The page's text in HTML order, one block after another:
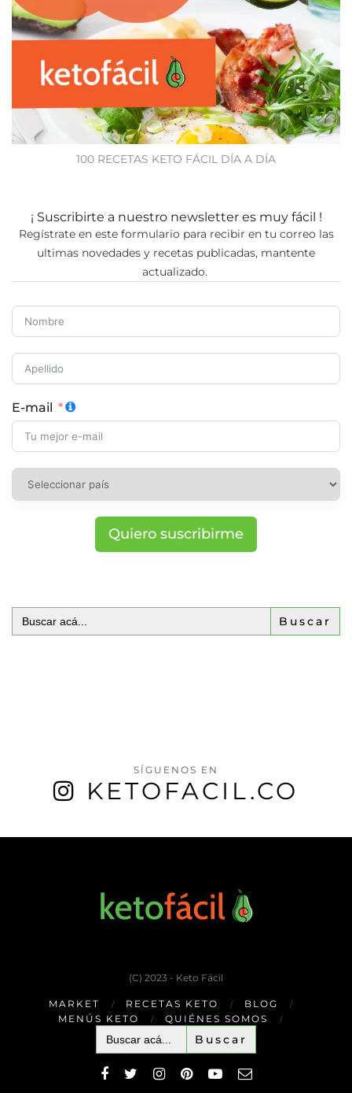
100 RECETAS KETO FÁCIL DÍA A DÍA
¡ Suscribirte a nuestro newsletter es muy fácil !
Regístrate en este formulario para recibir en tu correo las
ultimas novedades y recetas publicadas, mantente
actualizado.
E-mail
Quiero suscribirme
Buscar:
SÍGUENOS EN
KETOFACIL.CO
(C) 2023 - Keto Fácil
MARKET RECETAS KETO
BLOG
MENÚS KETO
QUIÉNES SOMOS
Buscar: